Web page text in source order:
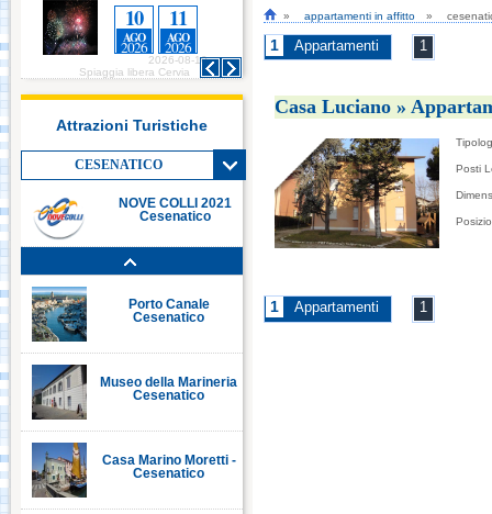
10
AGO
2026
11
AGO
2026
2026-08-10
Spiaggia libera Cervia
10
AGO
2026
11
AGO
2026-08-10
Attrazioni Turistiche
CESENATICO
NOVE COLLI 2021
Cesenatico
Italia in Miniatura -
Rimini
Le Navi Acquario -
Cattolica
Porto Canale
Cesenatico
Museo della Marineria
Cesenatico
Casa Marino Moretti -
Cesenatico
appartamenti in affitto
1 Appartamenti 1
Casa Luciano »
Posti
1 Appartamenti 1